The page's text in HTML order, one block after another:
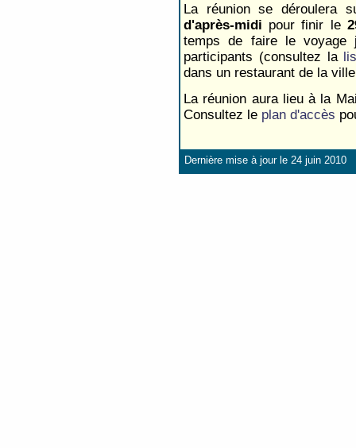
La réunion se déroulera
d'après-midi pour finir le
temps de faire le voyage
participants (consultez la
dans un restaurant de la
La réunion aura lieu à la
Consultez le plan d'accès
Dernière mise à jour le 24 juin 2010